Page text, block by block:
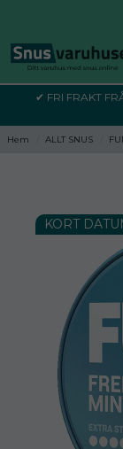
✔ FRI FRAKT
Hem ALLT SNUS
KORT